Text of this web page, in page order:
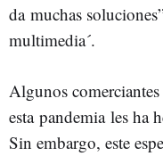
da muchas
multimedia´.
Algunos
esta pandemia les ha
Sin embargo, este